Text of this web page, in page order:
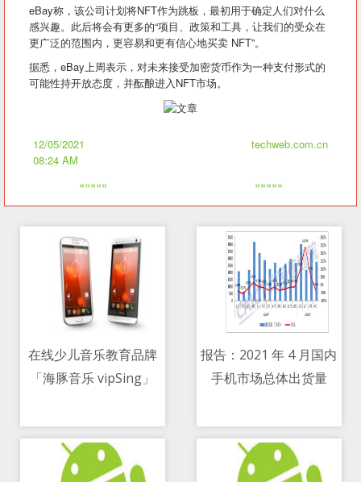
eBay称，该公司计划将NFT作为跳板，最初用于确定人们对什么
感兴趣。此后将会有更多的“项目、政策和工具，让我们的受众在
更广泛的范围内，更容易和更有信心地买卖 NFT”。
据悉，eBay上周表示，对未来接受加密货币作为一种支付形式的
可能性持开放态度，并酝酿进入NFT市场。
12/05/2021
08:24 AM
techweb.com.cn
««««« »»»»»
在线少儿音乐教育品牌
「海豚音乐 vipSing」
资
报告：2021 年 4 月国内
手机市场总体出货量
34.1 percent